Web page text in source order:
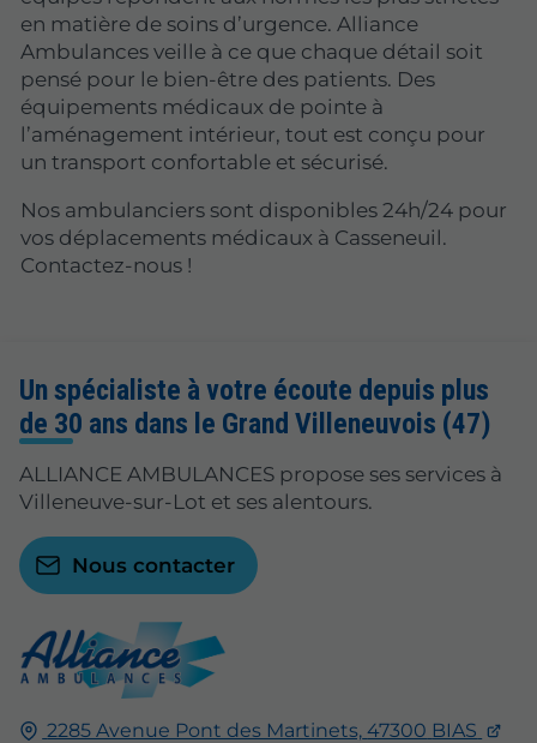
en matière de soins d’urgence. Alliance
Ambulances veille à ce que chaque détail soit
pensé pour le bien-être des patients. Des
équipements médicaux de pointe à
l’aménagement intérieur, tout est conçu pour
un transport confortable et sécurisé.
Nos ambulanciers sont disponibles 24h/24 pour
vos déplacements médicaux à Casseneuil.
Contactez-nous !
2285 Avenue Pont des Martinets, 47300 BIAS
Un spécialiste à votre écoute depuis plus
de 30 ans dans le Grand Villeneuvois (47)
ALLIANCE AMBULANCES propose ses services à
Villeneuve-sur-Lot et ses alentours.
Nous contacter